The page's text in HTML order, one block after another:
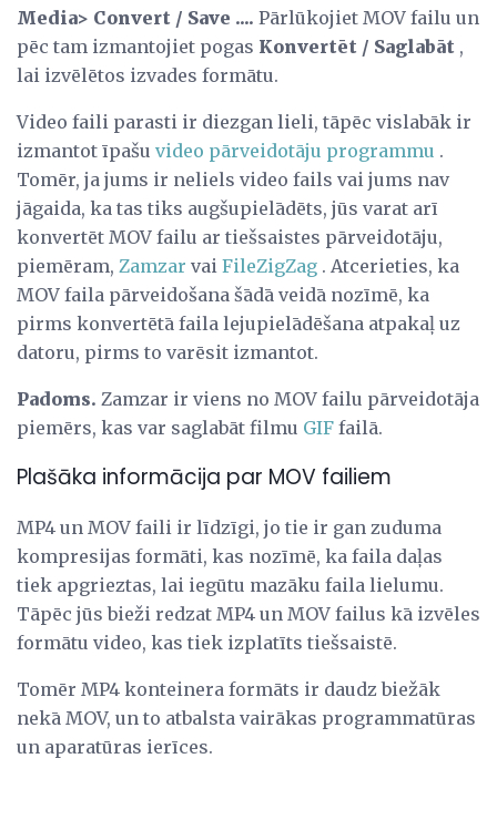
Media> Convert / Save .... Pārlūkojiet MOV failu un
pēc tam izmantojiet pogas Konvertēt / Saglabāt ,
lai izvēlētos izvades formātu.
Video faili parasti ir diezgan lieli, tāpēc vislabāk ir
izmantot īpašu video pārveidotāju programmu .
Tomēr, ja jums ir neliels video fails vai jums nav
jāgaida, ka tas tiks augšupielādēts, jūs varat arī
konvertēt MOV failu ar tiešsaistes pārveidotāju,
piemēram, Zamzar vai FileZigZag . Atcerieties, ka
MOV faila pārveidošana šādā veidā nozīmē, ka
pirms konvertētā faila lejupielādēšana atpakaļ uz
datoru, pirms to varēsit izmantot.
Padoms. Zamzar ir viens no MOV failu pārveidotāja
piemērs, kas var saglabāt filmu GIF failā.
Plašāka informācija par MOV failiem
MP4 un MOV faili ir līdzīgi, jo tie ir gan zuduma
kompresijas formāti, kas nozīmē, ka faila daļas
tiek apgrieztas, lai iegūtu mazāku faila lielumu.
Tāpēc jūs bieži redzat MP4 un MOV failus kā izvēles
formātu video, kas tiek izplatīts tiešsaistē.
Tomēr MP4 konteinera formāts ir daudz biežāk
nekā MOV, un to atbalsta vairākas programmatūras
un aparatūras ierīces.